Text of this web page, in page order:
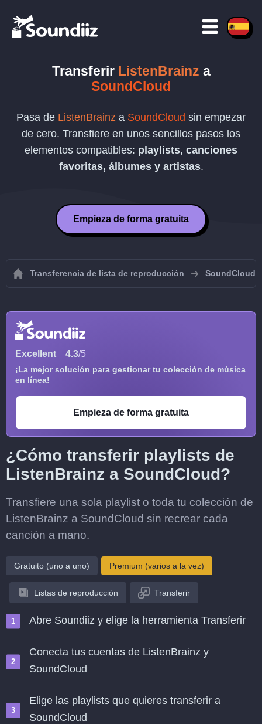
Transferir ListenBrainz a
SoundCloud
Pasa de ListenBrainz a SoundCloud sin empezar
de cero. Transfiere en unos sencillos pasos los
elementos compatibles: playlists, canciones
favoritas, álbumes y artistas.
Empieza de forma gratuita
Transferencia de lista de reproducción SoundCloud
Excellent 4.3/5
¡La mejor solución para gestionar tu colección de música
en línea!
Empieza de forma gratuita
¿Cómo transferir playlists de
ListenBrainz a SoundCloud?
Transfiere una sola playlist o toda tu colección de
ListenBrainz a SoundCloud sin recrear cada
canción a mano.
Gratuito (uno a uno) Premium (varios a la vez)
Listas de reproducción Transferir
Abre Soundiiz y elige la herramienta Transferir
Conecta tus cuentas de ListenBrainz y
SoundCloud
Elige las playlists que quieres transferir a
SoundCloud